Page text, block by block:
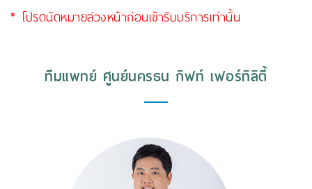
* โปรดนัดหมายล่วงหน้าก่อนเข้ารับบริการเท่านั้น
ทีมแพทย์ ศูนย์นครธน กิฟท์ เฟอร์ทิลิตี้